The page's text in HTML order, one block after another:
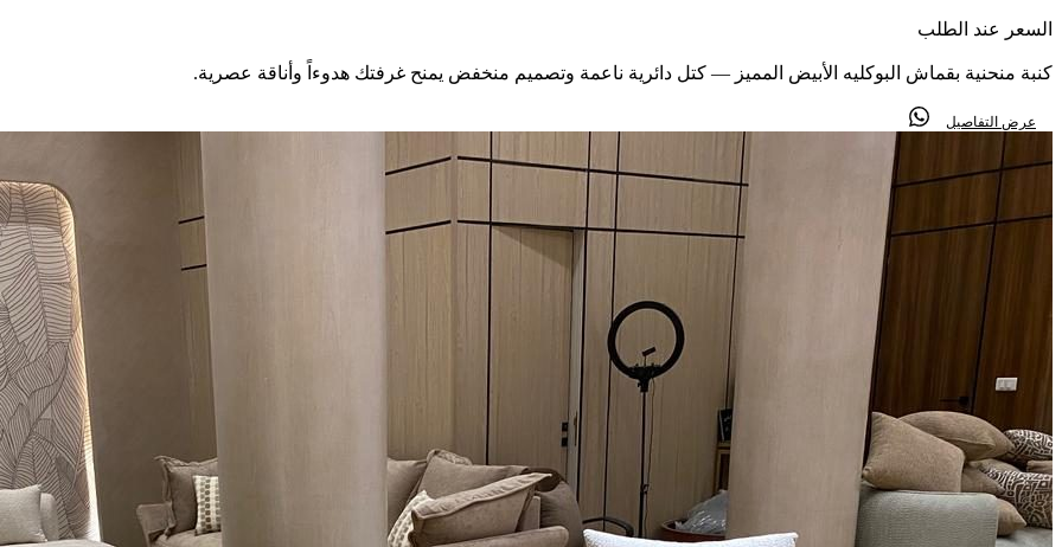
السعر عند الطلب
كنبة منحنية بقماش البوكليه الأبيض المميز — كتل دائرية ناعمة وتصميم منخفض يمنح غرفتك هدوءاً وأناقة عصرية.
عرض التفاصيل